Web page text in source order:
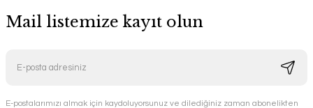
Mail listemize kayıt olun
E-postalarımızı almak için kaydoluyorsunuz ve dilediğiniz zaman abonelikten